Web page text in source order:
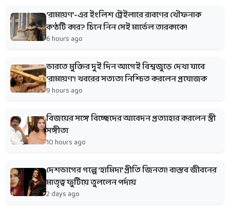
‘রামায়ণ’-এর ইংলিশ ট্রেইলারে রাবণের খৌফনাক
কণ্ঠটি কার? চিনে নিন সেই মার্ভেল তারকাকে!
6 hours ago
ভারতে মুক্তির দুই দিন আগেই বিশ্বজুড়ে দেখা যাবে
‘রামায়ণ’! খবরের সত্যতা নিশ্চিত করলেন প্রযোজক
9 hours ago
বিজয়ের সঙ্গে বিচ্ছেদের আবেদন প্রত্যাহার করলেন স্ত্রী
সঙ্গীতা
10 hours ago
দেশভাগের গল্পে ‘হামিদা’ প্রীতি জিনতা! বাস্তব জীবনের
মাতৃত্ব ফুটিয়ে তুললেন পর্দায়
2 days ago